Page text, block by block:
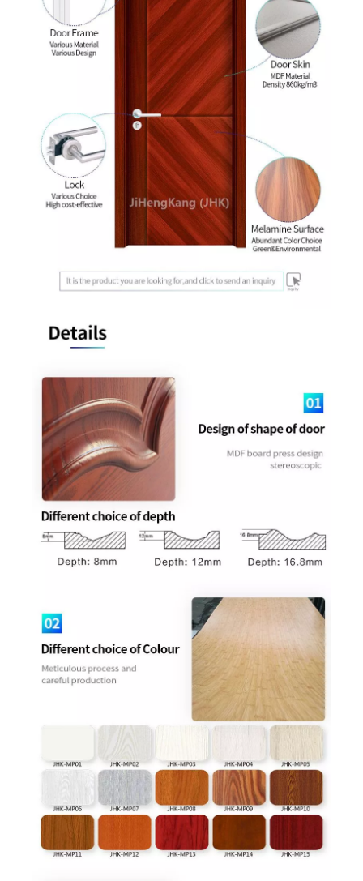
Porte en mélamine MDF couleur double assortiment Honey Comb Porte en bois affleurante à double ligne de couleur
Porte de bâtiment de bureau tricolore affleurante
Porte intérieure colorée en mélamine associée